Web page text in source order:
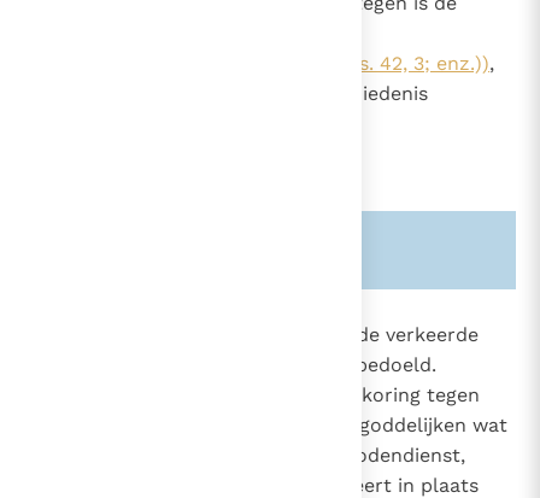
(Joz. 3, 10; Ps. 42, 3, (Joz. 3, 10; Ps. 42, 3; enz.)),
die leven geeft en die in de geschiedenis
Met afgoderij worden niet enkel de verkeerde
erediensten van het heidendom bedoeld.
Afgoderij blijft een bestendige bekoring tegen
het geloof. Zij bestaat erin te vergoddelijken wat
geen God is. Er is sprake van afgodendienst,
zodra de mens een schepsel vereert in plaats